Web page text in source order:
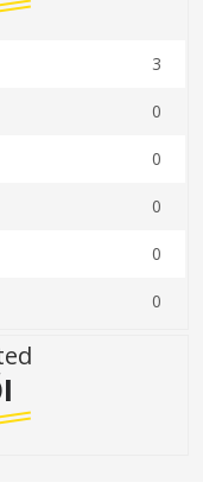
3
0
0
0
0
0